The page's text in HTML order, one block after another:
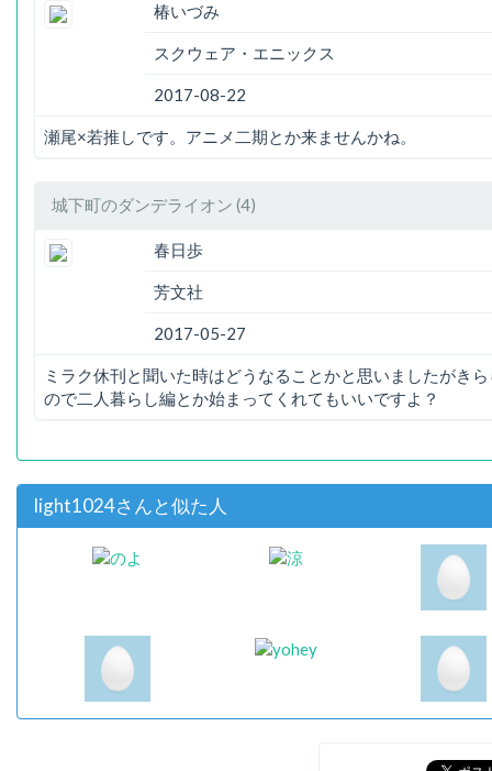
椿いづみ
スクウェア・エニックス
2017-08-22
瀬尾×若推しです。アニメ二期とか来ませんかね。
城下町のダンデライオン (4)
春日歩
芳文社
2017-05-27
ミラク休刊と聞いた時はどうなることかと思いましたがき
ので二人暮らし編とか始まってくれてもいいですよ？
light1024さんと似た人